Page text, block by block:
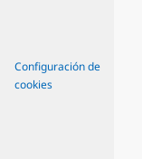
Configuración de
cookies